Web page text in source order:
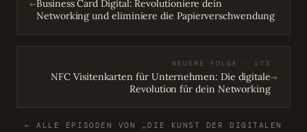
←Business Card Digital: Revolutioniere dein
Networking und eliminiere die Papierverschwendung
NEUERE FOLGE · 173
NFC Visitenkarten für Unternehmen: Die digitale
Revolution für dein Networking
→
← ALLE EPISODEN VON „DIE KUNST DER DIGITALEN